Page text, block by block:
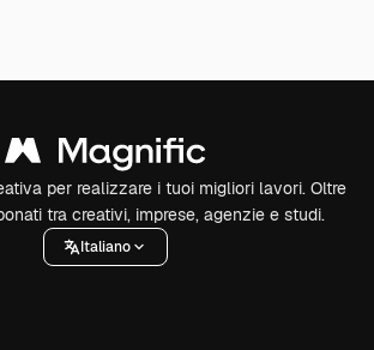
per realizzare i tuoi migliori lavori. Oltre
tra creativi, imprese, agenzie e studi.
Italiano